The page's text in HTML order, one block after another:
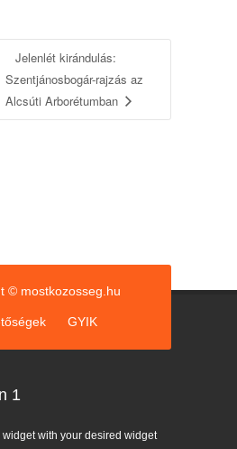
Jelenlét kirándulás:
Szentjánosbogár-rajzás az
Alcsúti Arborétumban
© mostkozosseg.hu
GYIK
1
with your desired widget